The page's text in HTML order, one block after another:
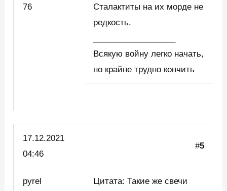
76
Сталактиты на их морде не
редкость.
Всякую войну легко начать,
но крайне трудно кончить
17.12.2021
04:46
#5
pyrel
Цитата: Такие же свечи